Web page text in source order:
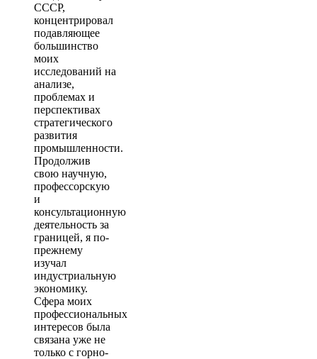
СССР,
концентрировал
подавляющее
большинство
моих
исследований на
анализе,
проблемах и
перспективах
стратегического
развития
промышленности.
Продолжив
свою научную,
профессорскую
и
консультационную
деятельность за
границей, я по-
прежнему
изучал
индустриальную
экономику.
Сфера моих
профессиональных
интересов была
связана уже не
только с горно-